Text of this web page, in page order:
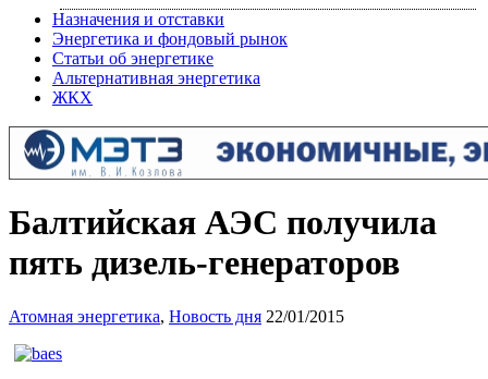
Назначения и отставки
Энергетика и фондовый рынок
Статьи об энергетике
Альтернативная энергетика
ЖКХ
Балтийская АЭС получила
пять дизель-генераторов
Атомная энергетика, Новость дня 22/01/2015